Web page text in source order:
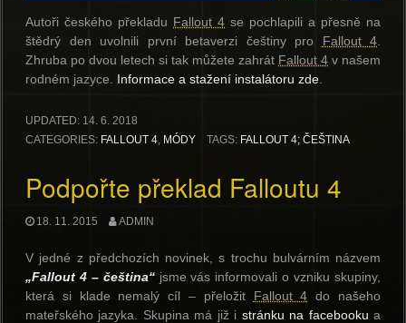
Autoři českého překladu Fallout 4 se pochlapili a přesně na
štědrý den uvolnili první betaverzi češtiny pro Fallout 4.
Zhruba po dvou letech si tak můžete zahrát Fallout 4 v našem
rodném jazyce. Informace a stažení instalátoru zde.
UPDATED: 14. 6. 2018
CATEGORIES: FALLOUT 4, MÓDY TAGS: FALLOUT 4; ČEŠTINA
Podpořte překlad Falloutu 4
18. 11. 2015 ADMIN
V jedné z předchozích novinek, s trochu bulvárním názvem
„Fallout 4 – čeština“jsme vás informovali o vzniku skupiny,
která si klade nemalý cíl – přeložit Fallout 4 do našeho
mateřského jazyka. Skupina má již i stránku na facebooku a